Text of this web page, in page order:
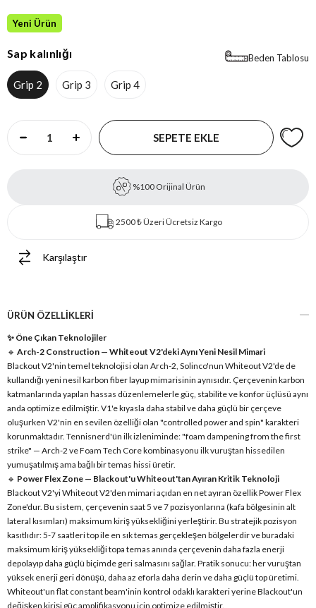
Yeni Ürün
Beden Tablosu
Sap kalınlığı
Grip 2 Grip 3 Grip 4
%100 Orijinal Ürün
2500 ₺ Üzeri Ücretsiz Kargo
Karşılaştır
ÜRÜN ÖZELLIKLERI
✨ Öne Çıkan Teknolojiler
🔹 Arch-2 Construction — Whiteout V2'deki Aynı Yeni Nesil Mimari
Blackout V2'nin temel teknolojisi olan Arch-2, Solinco'nun Whiteout V2'de de
kullandığı yeni nesil karbon fiber layup mimarisinin aynısıdır. Çerçevenin karbon
katmanlarında yapılan hassas düzenlemelerle güç, stabilite ve konfor üçlüsü aynı
anda optimize edilmiştir. V1'e kıyasla daha stabil ve daha güçlü bir çerçeve
oluşurken V2'nin en sevilen özelliği olan "controlled power and spin" karakteri
korunmaktadır. Tennisnerd'ün ilk izleniminde: "foam dampening from the first
strike" — Arch-2 ve Foam Tech Core kombinasyonu ilk vuruştan hissedilen
yumuşatılmış ama bağlı bir temas hissi üretir.
🔹 Power Flex Zone — Blackout'u Whiteout'tan Ayıran Kritik Teknoloji
Blackout V2'yi Whiteout V2'den mimari açıdan en net ayıran özellik Power Flex
Zone'dur. Bu sistem, çerçevenin saat 5 ve 7 pozisyonlarına (kafa bölgesinin alt
lateral kısımları) maksimum kiriş yüksekliğini yerleştirir. Bu stratejik pozisyon
kasıtlıdır: 5-7 saatleri top ile en sık temas gerçekleşen bölgelerdir ve buradaki
maksimum kiriş yüksekliği topa temas anında çerçevenin daha fazla enerji
depolayıp daha güçlü biçimde geri salmasını sağlar. Pratik sonucu: her vuruştan
yüksek enerji geri dönüşü, daha az eforla daha derin ve daha güçlü top üretimi.
Whiteout'un flat constant beam'inin kontrol odaklı karakteri yerine Blackout'un
değişken kirişi güç amplifikasyonu için optimize edilmiştir.